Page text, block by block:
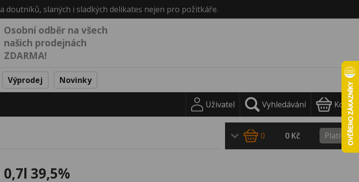
doutníků, slaných i sladkých delikates nejen pro požitkáře.
Osobní odběr na všech
našich prodejnách
ZDARMA!
Výprodej Novinky
Uživatel Vyhledávání Košík
39,5%
0 0 Kč Platit